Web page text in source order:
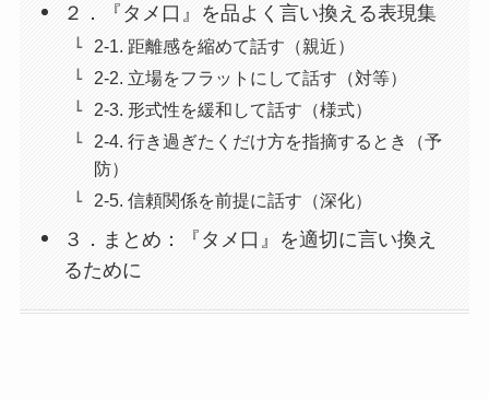
２．『タメ口』を品よく言い換える表現集
2-1. 距離感を縮めて話す（親近）
2-2. 立場をフラットにして話す（対等）
2-3. 形式性を緩和して話す（様式）
2-4. 行き過ぎたくだけ方を指摘するとき（予
防）
2-5. 信頼関係を前提に話す（深化）
３．まとめ：『タメ口』を適切に言い換え
るために